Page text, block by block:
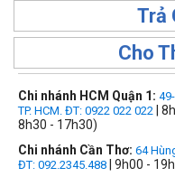
Trả
Cho
Chi nhánh HCM Quận 1:
TP. HCM. ĐT: 0922 022 022 |
8h30 - 17h30)
Chi nhánh Cần Thơ: 64
ĐT: 092.2345.488 | 9h00 -